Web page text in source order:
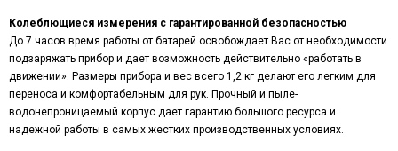
Колеблющиеся измерения с гарантированной безопасностью
До 7 часов время работы от батарей освобождает Вас от необходимости
подзаряжать прибор и дает возможность действительно «работать в
движении». Размеры прибора и вес всего 1,2 кг делают его легким для
переноса и комфортабельным для рук. Прочный и пыле-
водонепроницаемый корпус дает гарантию большого ресурса и
надежной работы в самых жестких производственных условиях.